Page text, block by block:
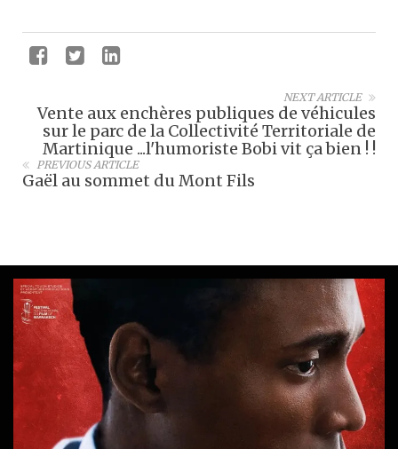
NEXT ARTICLE
Vente aux enchères publiques de véhicules
sur le parc de la Collectivité Territoriale de
Martinique ...l'humoriste Bobi vit ça bien ! !
PREVIOUS ARTICLE
Gaël au sommet du Mont Fils